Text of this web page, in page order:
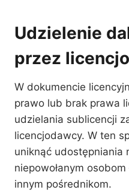
Udzielenie
przez
W dokumencie
prawo lub brak prawa
udzielania sublicencji
licencjodawcy. W ten
uniknąć udostępniania
niepowołanym
innym pośrednikom.